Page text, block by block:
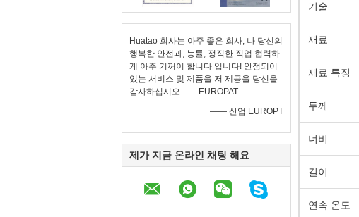
Huatao 회사는 아주 좋은 회사, 나 당신의
행복한 안전과, 능률, 정직한 직업 협력하
게 아주 기꺼이 합니다 입니다! 안정되어
있는 서비스 및 제품을 저 제공을 당신을
감사하십시오. -----EUROPAT
—— 산업 EUROPT
제가 지금 온라인 채팅 해요
기술
재료
재료 특징
두께
너비
길이
연속 온도